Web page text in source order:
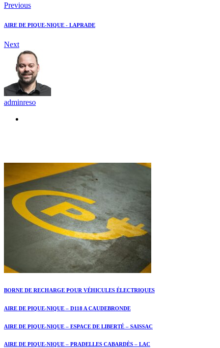
Previous
AIRE DE PIQUE-NIQUE - LAPRADE
Next
adminreso
BORNE DE RECHARGE POUR VÉHICULES ÉLECTRIQUES
AIRE DE PIQUE-NIQUE – D118 A CAUDEBRONDE
AIRE DE PIQUE-NIQUE – ESPACE DE LIBERTÉ – SAISSAC
AIRE DE PIQUE-NIQUE – PRADELLES CABARDÈS – LAC